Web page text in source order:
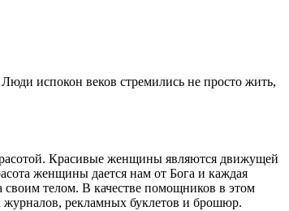
испокон веков стремились не просто жить,
Красивые женщины являются движущей
женщины дается нам от Бога и каждая
телом. В качестве помощников в этом
журналов, рекламных буклетов и брошюр.